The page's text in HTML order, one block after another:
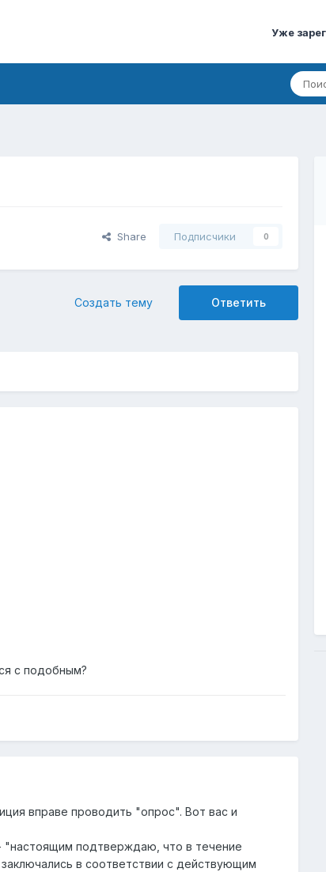
Уже
Share Подписчики 0
Ответить
Создать тему
с подобным?
вправе проводить "опрос". Вот вас и
подтверждаю, что в течение
в соответствии с действующим